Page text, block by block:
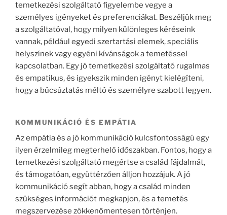
temetkezési szolgáltató figyelembe vegye a
személyes igényeket és preferenciákat. Beszéljük meg
a szolgáltatóval, hogy milyen különleges kéréseink
vannak, például egyedi szertartási elemek, speciális
helyszínek vagy egyéni kívánságok a temetéssel
kapcsolatban. Egy jó temetkezési szolgáltató rugalmas
és empatikus, és igyekszik minden igényt kielégíteni,
hogy a búcsúztatás méltó és személyre szabott legyen.
KOMMUNIKÁCIÓ ÉS EMPÁTIA
Az empátia és a jó kommunikáció kulcsfontosságú egy
ilyen érzelmileg megterhelő időszakban. Fontos, hogy a
temetkezési szolgáltató megértse a család fájdalmát,
és támogatóan, együttérzően álljon hozzájuk. A jó
kommunikáció segít abban, hogy a család minden
szükséges információt megkapjon, és a temetés
megszervezése zökkenőmentesen történjen.